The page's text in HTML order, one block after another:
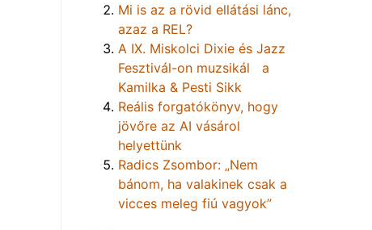
Mi is az a rövid ellátási lánc,
azaz a REL?
A IX. Miskolci Dixie és Jazz
Fesztivál-on muzsikál a
Kamilka & Pesti Sikk
Reális forgatókönyv, hogy
jövőre az AI vásárol
helyettünk
Radics Zsombor: „Nem
bánom, ha valakinek csak a
vicces meleg fiú vagyok”